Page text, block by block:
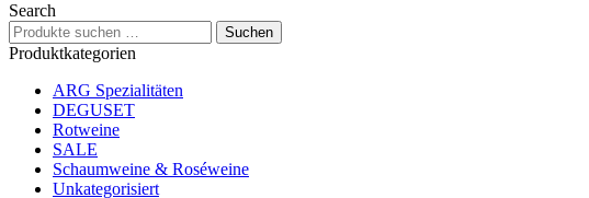
Search
Suchen
Produktkategorien
ARG Spezialitäten
DEGUSET
Rotweine
SALE
Schaumweine & Roséweine
Unkategorisiert